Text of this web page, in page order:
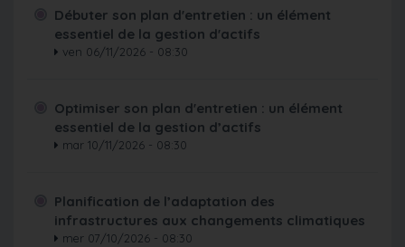
Débuter son plan d'entretien : un élément
essentiel de la gestion d'actifs
ven 06/11/2026 - 08:30
Optimiser son plan d'entretien : un élément
essentiel de la gestion d’actifs
mar 10/11/2026 - 08:30
Planification de l’adaptation des
infrastructures aux changements climatiques
mer 07/10/2026 - 08:30